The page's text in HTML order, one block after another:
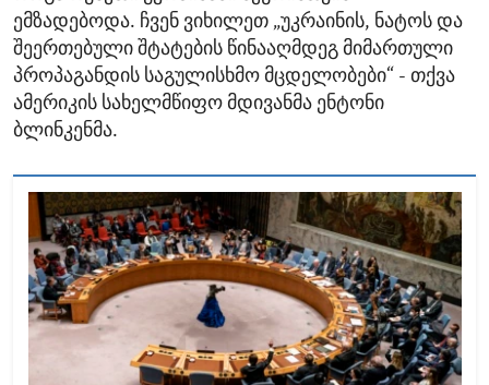
ემზადებოდა. ჩვენ ვიხილეთ „უკრაინის, ნატოს და
შეერთებული შტატების წინააღმდეგ მიმართული
პროპაგანდის საგულისხმო მცდელობები“ - თქვა
ამერიკის სახელმწიფო მდივანმა ენტონი
ბლინკენმა.